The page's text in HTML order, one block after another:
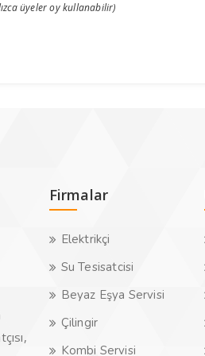
üyeler oy kullanabilir)
Firmalar
Elektrikçi
Su Tesisatcisi
Beyaz Eşya Servisi
Çilingir
Kombi Servisi